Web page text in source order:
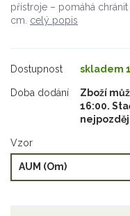
přístroje – pomáhá
cm. celý popis
Dostupnost skladem
Doba dodání
Zboží
16:00.
Vzor